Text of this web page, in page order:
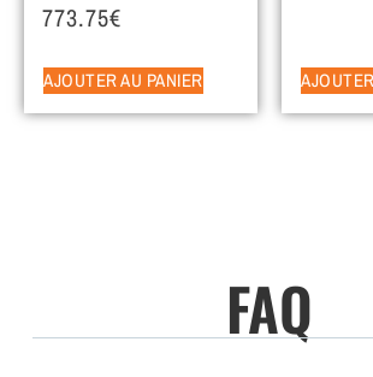
773.75€
AJOUTER AU PANIER
FAQ